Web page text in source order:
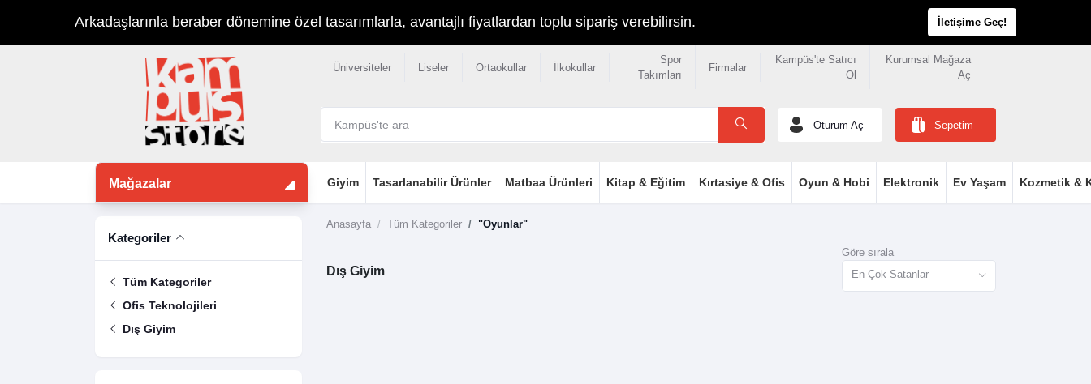
Arkadaşlarınla beraber dönemine özel tasarımlarla, avantajlı fiyatlardan toplu sipariş verebilirsin. İletişime Geç!
Üniversiteler Liseler Ortaokullar İlkokullar
Spor
Takımları
Firmalar
Kampüs'te Satıcı
Ol
Kurumsal Mağaza
Aç
Oturum Aç Sepetim
Mağazalar Giyim Tasarlanabilir Ürünler Matbaa Ürünleri Kitap & Eğitim Kırtasiye & Ofis Oyun & Hobi Elektronik Ev Yaşam Kozmetik &
Kategoriler
Tüm Kategoriler
Ofis Teknolojileri
Dış Giyim
Anasayfa Tüm Kategoriler "Oyunlar"
Dış Giyim
Göre sırala
En Çok Satanlar